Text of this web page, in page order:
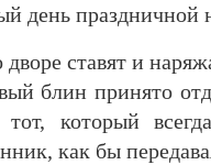
день праздничной
ставят и
блин принято
который
как бы